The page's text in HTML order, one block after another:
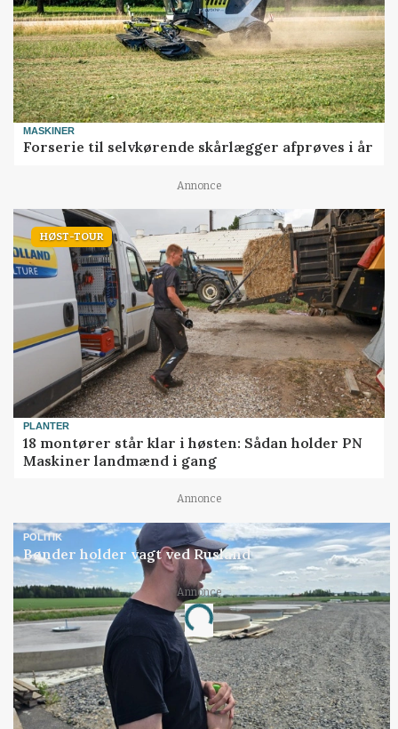
MASKINER
Forserie til selvkørende skårlægger afprøves i år
Annonce
HØST-TOUR
PLANTER
18 montører står klar i høsten: Sådan holder PN
Maskiner landmænd i gang
Annonce
POLITIK
Bønder holder vagt ved Rusland
Annonce
Loading...
Jobs